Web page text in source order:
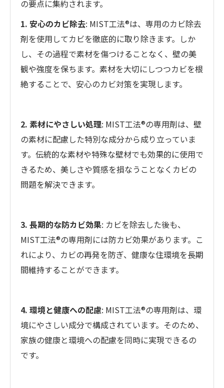
の要点に集約されます。
1. 安心のカビ除去: MIST工法®は、専用のカビ除去
剤を使用してカビを徹底的に取り除きます。しか
し、その過程で素材を傷つけることなく、壁の美
観や強度を保ちます。素材を大切にしつつカビを根
絶することで、安心のカビ対策を実現します。
2. 素材にやさしい処理: MIST工法®の専用剤は、壁
の素材に配慮した特別な成分から成り立っていま
す。伝統的な素材や特殊な壁材でも効果的に使用で
きるため、美しさや質感を損なうことなくカビの
問題を解決できます。
3. 長期的な防カビ効果: カビを除去した後も、
MIST工法®の専用剤には防カビ効果があります。こ
れにより、カビの再発を防ぎ、健康な住環境を長期
間維持することができます。
4. 環境と健康への配慮: MIST工法®の専用剤は、環
境にやさしい成分で構成されています。そのため、
家族の健康と環境への配慮を同時に実現できるの
です。